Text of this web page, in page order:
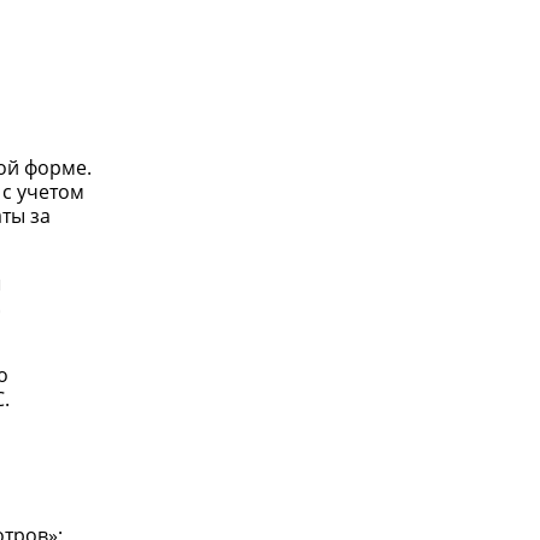
форме.
учетом
за